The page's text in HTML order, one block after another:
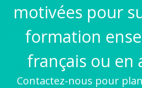
motivées pour
formation
français ou en
Contactez-nous pour